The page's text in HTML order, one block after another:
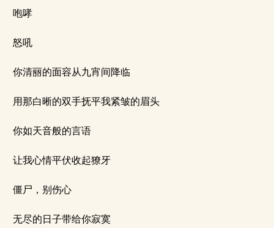
咆哮
怒吼
你清丽的面容从九宵间降临
用那白晰的双手抚平我紧皱的眉头
你如天音般的言语
让我心情平伏收起獠牙
僵尸，别伤心
无尽的日子带给你寂寞